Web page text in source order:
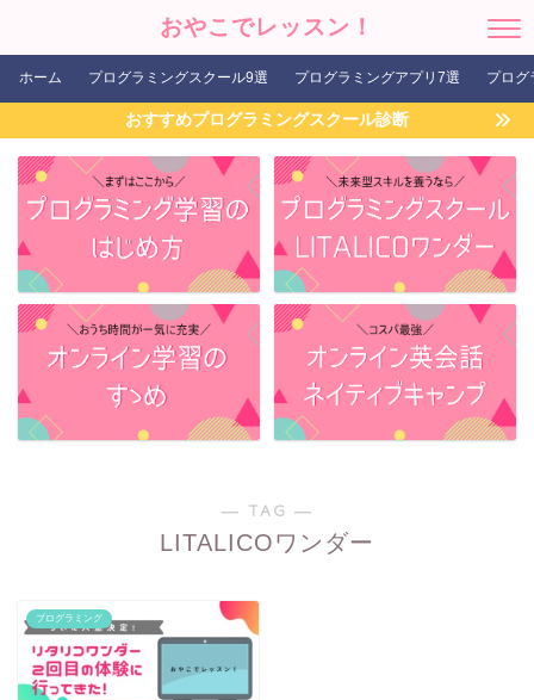
おやこでレッスン！
ホーム プログラミングスクール9選 プログラミングアプリ7選 プログ
おすすめプログラミングスクール診断
― TAG ―
LITALICOワンダー
プログラミング